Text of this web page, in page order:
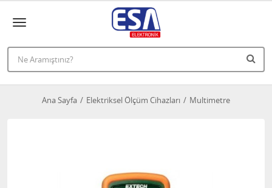
Ana Sayfa Elektriksel Ölçüm Cihazları Multimetre